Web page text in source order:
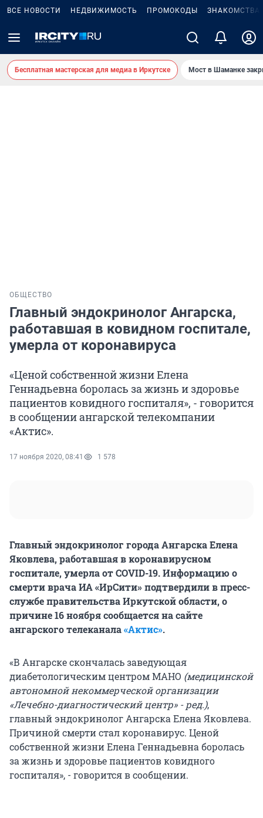
ВСЕ НОВОСТИ НЕДВИЖИМОСТЬ ПРОМОКОДЫ ЗНАКОМСТВА
Бесплатная мастерская для медиа в Иркутске Мост в Шаманке
ОБЩЕСТВО
Главный эндокринолог Ангарска,
работавшая в ковидном госпитале,
умерла от коронавируса
«Ценой собственной жизни Елена
Геннадьевна боролась за жизнь и здоровье
пациентов ковидного госпиталя», - говорится
в сообщении ангарской телекомпании
«Актис».
17 ноября 2020, 08:41 1 578
Главный эндокринолог города Ангарска Елена
Яковлева, работавшая в коронавирусном
госпитале, умерла от COVID-19. Информацию о
смерти врача ИА «ИрСити» подтвердили в пресс-
службе правительства Иркутской области, о
причине 16 ноября сообщается на сайте
ангарского телеканала«Актис».
«В Ангарске скончалась заведующая
диабетологическим центром МАНО (медицинской
автономной некоммерческой организации
«Лечебно-диагностический центр» - ред.),
главный эндокринолог Ангарска Елена Яковлева.
Причиной смерти стал коронавирус. Ценой
собственной жизни Елена Геннадьевна боролась
за жизнь и здоровье пациентов ковидного
госпиталя», - говорится в сообщении.